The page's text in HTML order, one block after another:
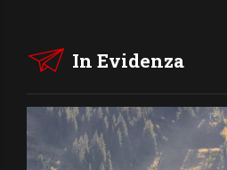
In Evidenza